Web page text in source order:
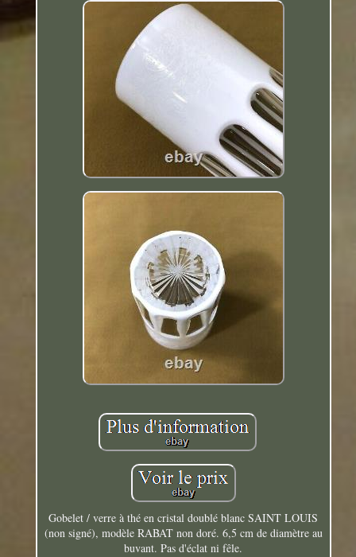
Gobelet / verre à thé en cristal doublé blanc SAINT LOUIS
(non signé), modèle RABAT non doré. 6,5 cm de diamètre au
buvant. Pas d'éclat ni fêle.